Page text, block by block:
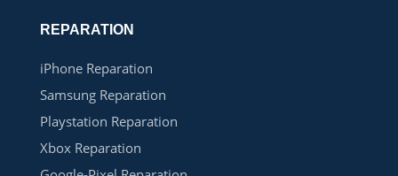
REPARATION
iPhone Reparation
Samsung Reparation
Playstation Reparation
Xbox Reparation